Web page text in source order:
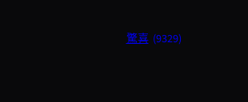
驚喜 (9329)